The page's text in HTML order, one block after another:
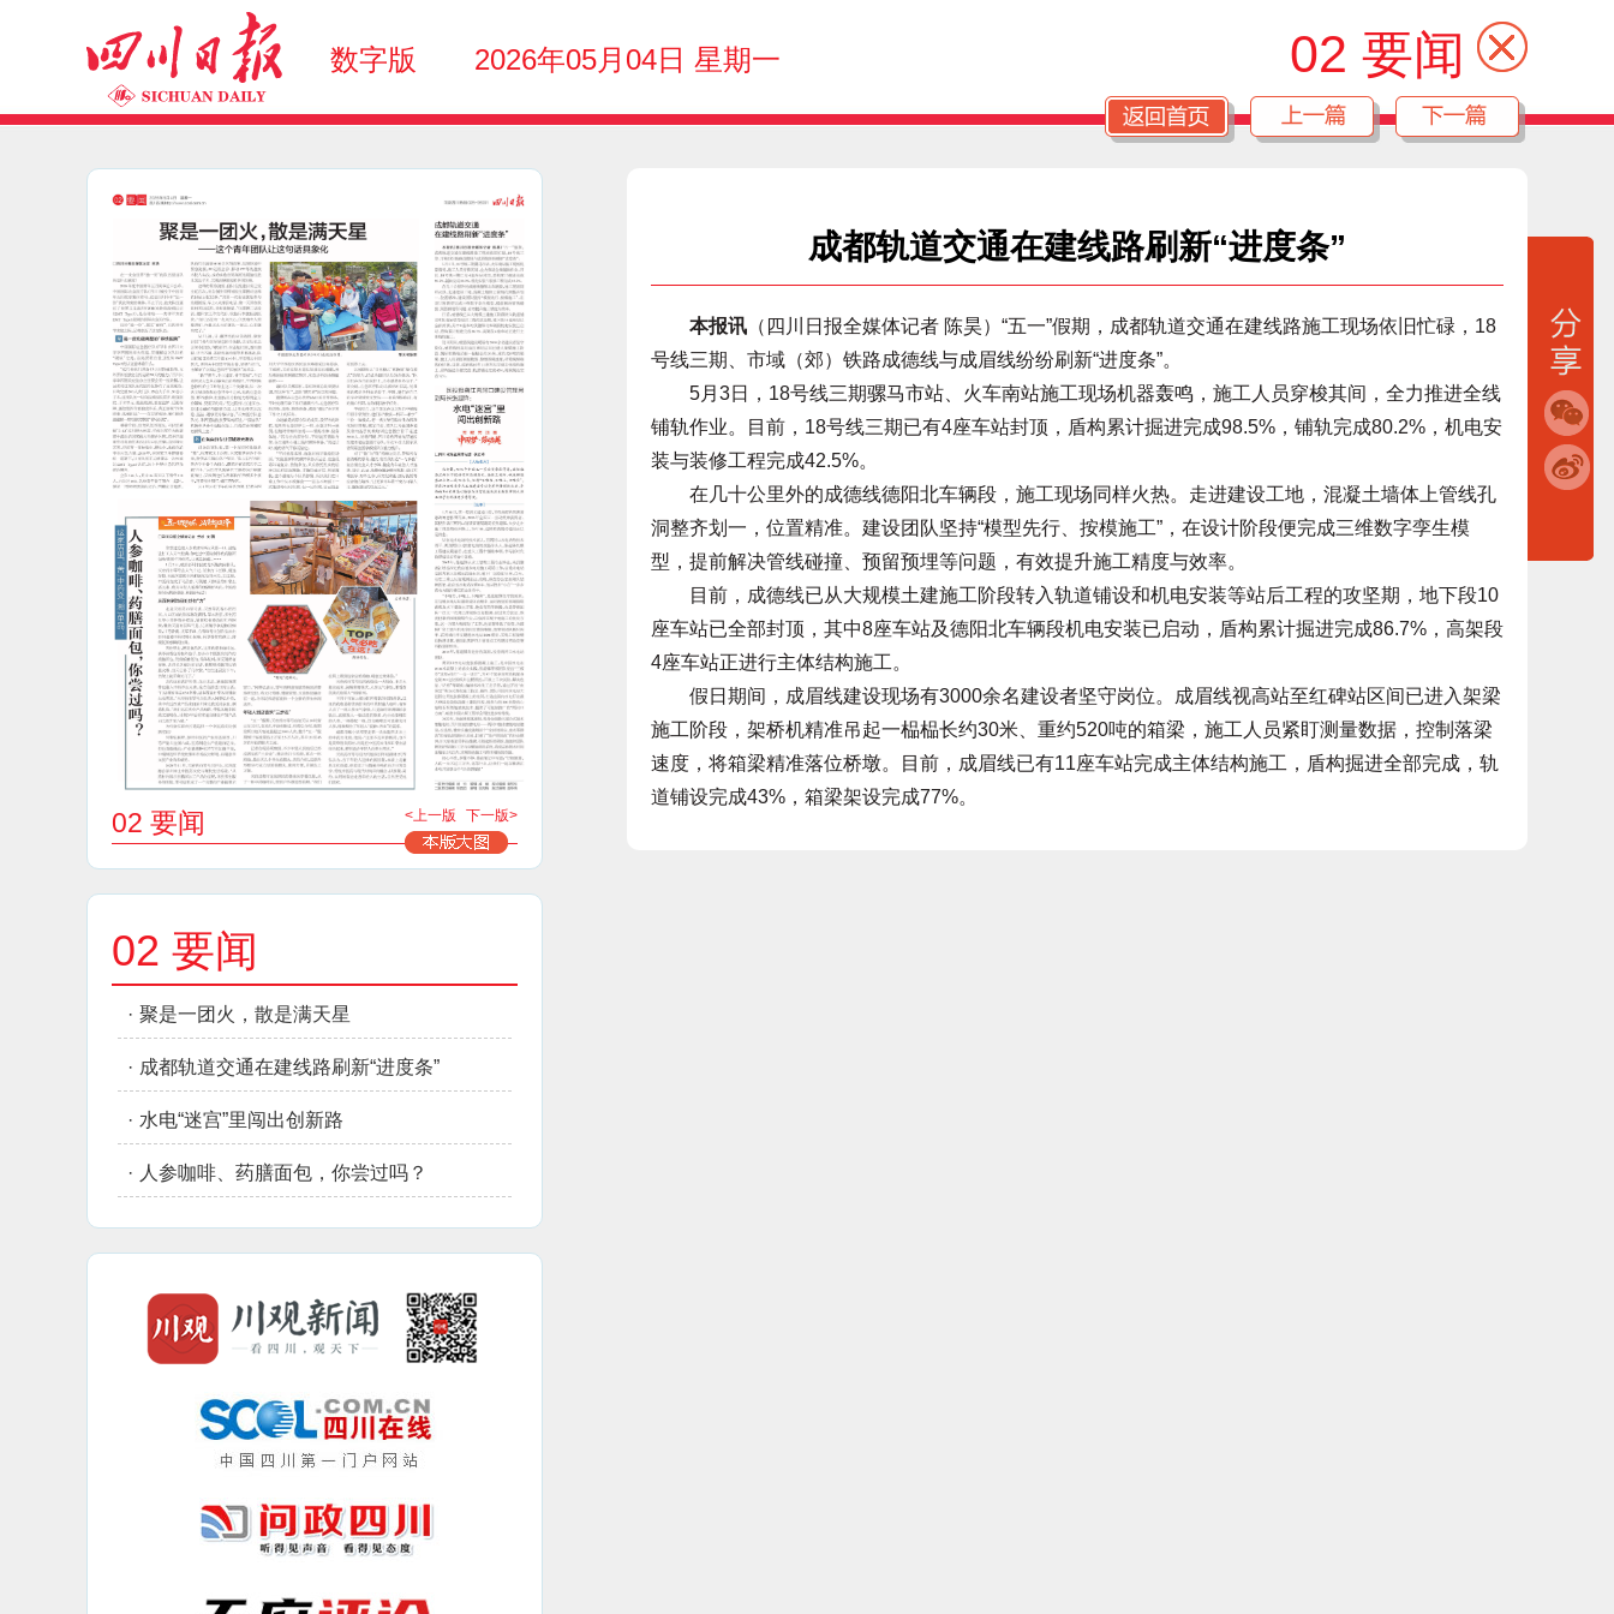
数字版 2026年05月04日 星期一 02 要闻
02 要闻 <上一版 下一版>
02 要闻
· 聚是一团火，散是满天星
· 成都轨道交通在建线路刷新“进度条”
· 水电“迷宫”里闯出创新路
· 人参咖啡、药膳面包，你尝过吗？
成都轨道交通在建线路刷新“进度条”
本报讯 （四川日报全媒体记者 陈昊）“五一”假期，成都轨道交通在建线路施工现场依旧忙碌，18
号线三期、市域（郊）铁路成德线与成眉线纷纷刷新“进度条”。
5月3日，18号线三期骡马市站、火车南站施工现场机器轰鸣，施工人员穿梭其间，全力推进全线
铺轨作业。目前，18号线三期已有4座车站封顶，盾构累计掘进完成98.5%，铺轨完成80.2%，机电安
装与装修工程完成42.5%。
在几十公里外的成德线德阳北车辆段，施工现场同样火热。走进建设工地，混凝土墙体上管线孔
洞整齐划一，位置精准。建设团队坚持“模型先行、按模施工”，在设计阶段便完成三维数字孪生模
型，提前解决管线碰撞、预留预埋等问题，有效提升施工精度与效率。
目前，成德线已从大规模土建施工阶段转入轨道铺设和机电安装等站后工程的攻坚期，地下段10
座车站已全部封顶，其中8座车站及德阳北车辆段机电安装已启动，盾构累计掘进完成86.7%，高架段
4座车站正进行主体结构施工。
假日期间，成眉线建设现场有3000余名建设者坚守岗位。成眉线视高站至红碑站区间已进入架梁
施工阶段，架桥机精准吊起一榀榀长约30米、重约520吨的箱梁，施工人员紧盯测量数据，控制落梁
速度，将箱梁精准落位桥墩。目前，成眉线已有11座车站完成主体结构施工，盾构掘进全部完成，轨
道铺设完成43%，箱梁架设完成77%。